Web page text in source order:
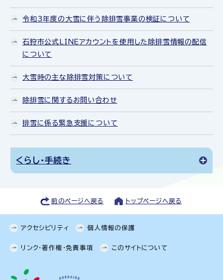
令和3年度の大雪に伴う除排雪事業の検証について
石狩市公式LINEアカウントを使用した除排雪情報の配信
について
大雪時の主な除排雪対策について
除排雪に関するお問い合わせ
排雪に係る緊急支援について
くらし・手続き
前のページへ戻る トップページへ戻る
アクセシビリティ 個人情報の保護
リンク・著作権・免責事項 このサイトについて